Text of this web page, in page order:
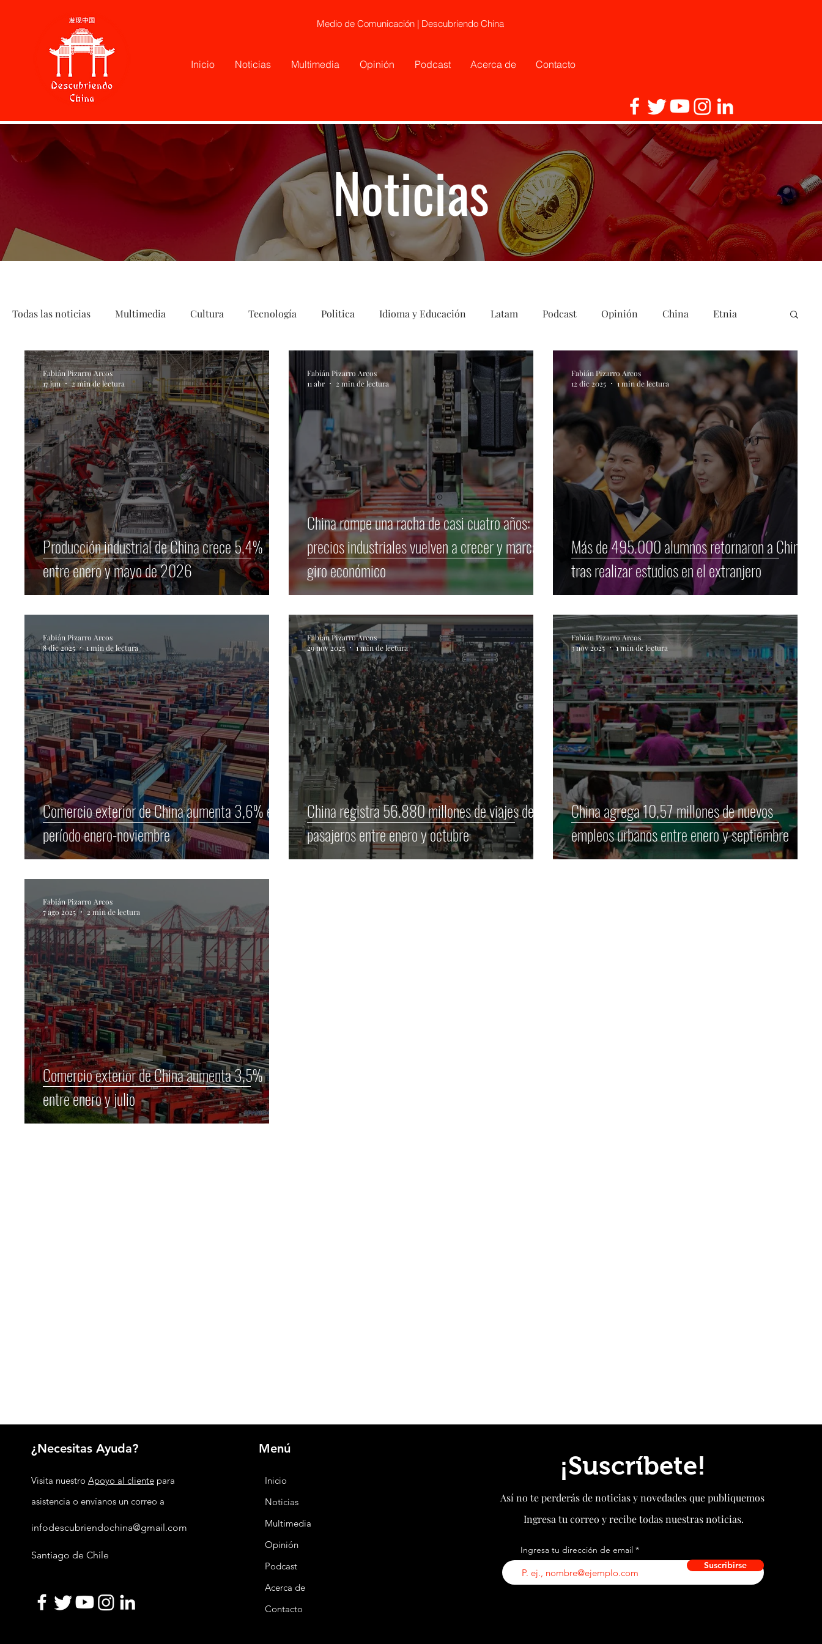
Medio de Comunicación | Descubriendo China
Inicio Noticias Multimedia Opinión Podcast Acerca de Contacto
Todas las noticias Multimedia Cultura Tecnología Politica Idioma y Educación Latam Podcast Opinión China Etnia
Telecirugía, Chile, China, Innovaci
Producción industrial de China crece 5,4%
entre enero y mayo de 2026
Fabián Pizarro Arcos
17 jun
2 min de lectura
China rompe una racha de casi cuatro años:
precios industriales vuelven a crecer y marcan
giro económico
Fabián Pizarro Arcos
11 abr
2 min de lectura
Más de 495.000 alumnos retornaron a China
tras realizar estudios en el extranjero
Fabián Pizarro Arcos
12 dic 2025
1 min de lectura
Comercio exterior de China aumenta 3,6% en
período enero-noviembre
Fabián Pizarro Arcos
8 dic 2025
1 min de lectura
China registra 56.880 millones de viajes de
pasajeros entre enero y octubre
Fabián Pizarro Arcos
29 nov 2025
1 min de lectura
China agrega 10,57 millones de nuevos
empleos urbanos entre enero y septiembre
Fabián Pizarro Arcos
3 nov 2025
1 min de lectura
Comercio exterior de China aumenta 3,5%
entre enero y julio
Fabián Pizarro Arcos
7 ago 2025
2 min de lectura
Noticias
¿Necesitas Ayuda?
Visita nuestro Apoyo al clientepara
asistencia o envíanos un correo a
infodescubriendochina@gmail.com
Santiago de Chile
Menú
Inicio
Noticias
Multimedia
Opinión
Podcast
Acerca de
Contacto
¡Suscríbete!
Así no te perderás de noticias y novedades que publiquemos
Ingresa tu correo y recibe todas nuestras noticias.
Ingresa tu dirección de email
Suscribirse